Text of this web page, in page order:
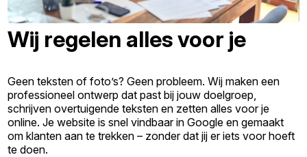
Wij regelen alles voor je
Geen teksten of foto’s? Geen probleem. Wij maken een
professioneel ontwerp dat past bij jouw doelgroep,
schrijven overtuigende teksten en zetten alles voor je
online. Je website is snel vindbaar in Google en gemaakt
om klanten aan te trekken – zonder dat jij er iets voor hoeft
te doen.